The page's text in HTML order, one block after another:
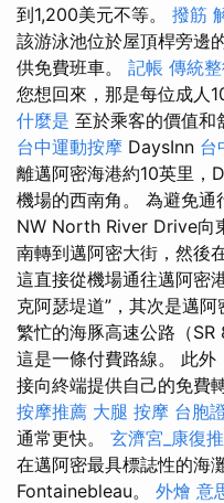
到1,200美元不等。 撥筋
該游泳池位於屋頂桿旁邊
供免費班車。 記帳 傳統
您想回來，那是每位成人
什麼是 至於乘客的價值和
台中運動按摩 DaysInn 台
離邁阿密海港約10英里，
機場的西南角。 為避免
NW North River Drive向
南轉到邁阿密大街，然後
這直接從機場通往邁阿密
克阿瑟堤道”，其次是邁
繁忙的海豚高速公路（SR
這是一條付費路線。 此外
接向終端提供自己的免費
按摩推薦 大腿 按摩 台胞
通常更快。 玄濟宮_康復
在邁阿密最具標誌性的海
Fontainebleau。 外燴 意